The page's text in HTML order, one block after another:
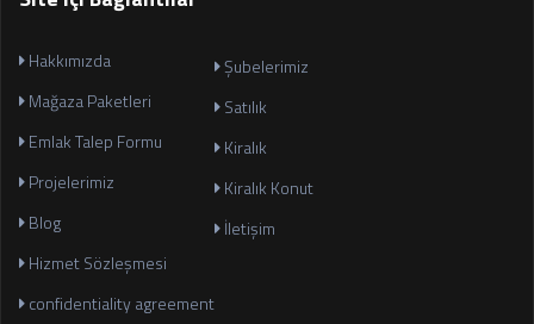
Hakkımızda
Mağaza Paketleri
Emlak Talep Formu
Projelerimiz
Blog
Hizmet Sözleşmesi
confidentiality agreement
Şubelerimiz
Satılık
Kiralık
Kiralık Konut
İletişim